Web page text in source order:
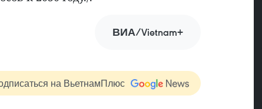
ВИА/Vietnam+
на ВьетнамПлюс